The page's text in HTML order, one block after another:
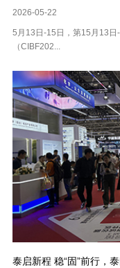
2026-05-22
5月13日-15日，第15月13
（CIBF202...
泰启新程 稳“固”前行，